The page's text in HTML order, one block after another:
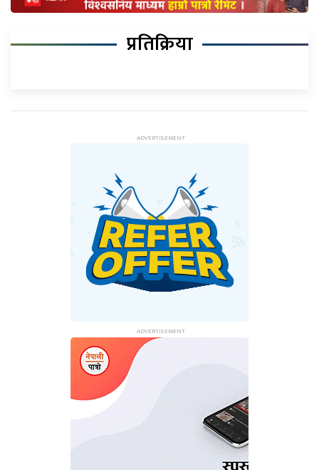
प्रतिक्रिया